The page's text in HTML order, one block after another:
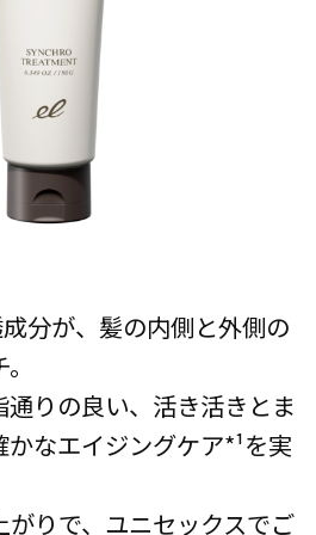
分が、髪の内側と外側の
りの良い、活き活きとま
かなエイジングケア*¹を実
がりで、ユニセックスでご